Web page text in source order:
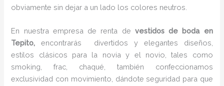
obviamente sin dejar a un lado los colores neutros.
En nuestra empresa de renta de vestidos de boda en
Tepito,encontrarás
divertidos y elegantes diseños,
estilos clásicos para la novia y el novio, tales como
smoking, frac, chaqué, también confeccionamos
exclusividad con movimiento, dándote seguridad para que